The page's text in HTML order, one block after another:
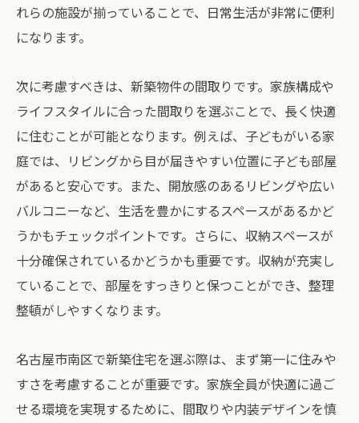
れらの施設が揃っていることで、日常生活が非常に便利
になります。
次に考慮すべきは、新築物件の間取りです。家族構成や
ライフスタイルに合った間取りを選ぶことで、長く快適
に住むことが可能となります。例えば、子どもがいる家
庭では、リビングから目が届きやすい位置に子ども部屋
があると安心です。また、開放感のあるリビングや広い
バルコニーなど、生活を豊かにするスペースがあるかど
うかもチェックポイントです。さらに、収納スペースが
十分確保されているかどうかも重要です。収納が充実し
ていることで、部屋をすっきりと保つことができ、整理
整頓がしやすくなります。
名古屋市南区で新築住宅を選ぶ際は、まず第一に住みや
すさを考慮することが重要です。家族全員が快適に過ご
せる環境を実現するために、間取りや内装デザインを慎